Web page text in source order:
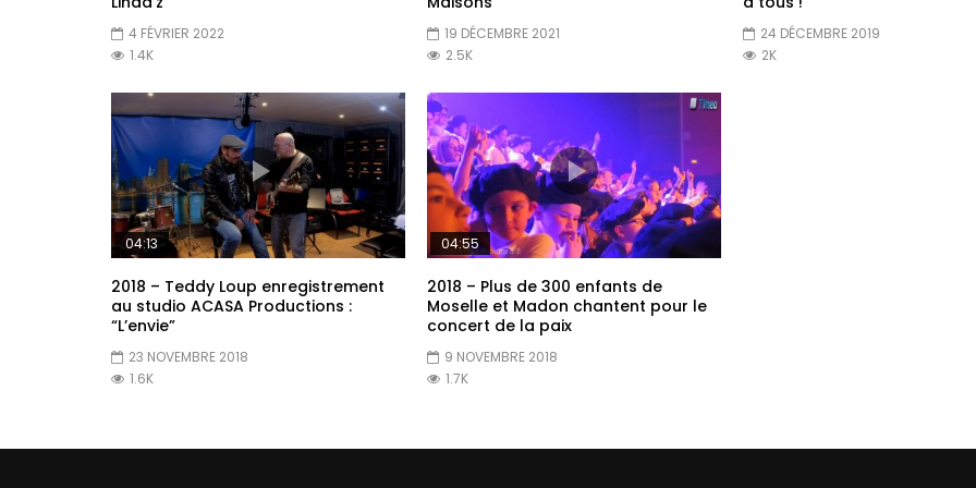
4 FÉVRIER 2022
1.4K
19 DÉCEMBRE 2021
2.5K
24 DÉCEMBRE 2019
2K
04:13
2018 – Teddy Loup enregistrement
au studio ACASA Productions :
“L’envie”
23 NOVEMBRE 2018
1.6K
04:55
2018 – Plus de 300 enfants de
Moselle et Madon chantent pour le
concert de la paix
9 NOVEMBRE 2018
1.7K